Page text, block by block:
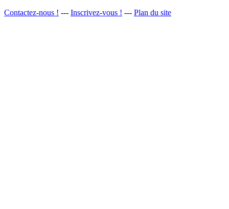
Contactez-nous ! --- Inscrivez-vous ! --- Plan du site